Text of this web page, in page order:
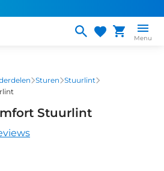
Menu
Sturen Stuurlint
Stuurlint